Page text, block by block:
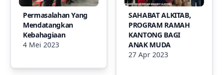
Permasalahan Yang
Mendatangkan
Kebahagiaan
4 Mei 2023
SAHABAT ALKITAB,
PROGRAM RAMAH
KANTONG BAGI
ANAK MUDA
27 Apr 2023